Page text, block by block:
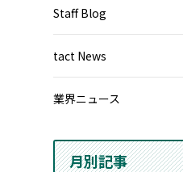
Staff Blog
tact News
業界ニュース
月別記事